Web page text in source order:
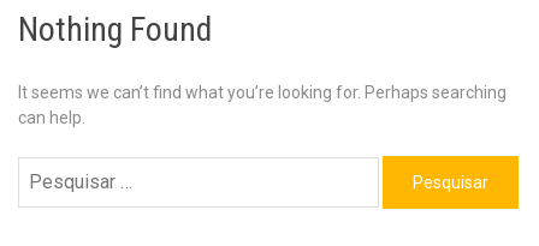
Nothing Found
It seems we can’t find what you’re looking for. Perhaps searching
can help.
por: